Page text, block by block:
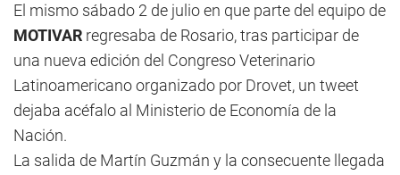
El mismo sábado 2 de julio en que parte del equipo de
MOTIVAR regresaba de Rosario, tras participar de
una nueva edición del Congreso Veterinario
Latinoamericano organizado por Drovet, un tweet
dejaba acéfalo al Ministerio de Economía de la
Nación.
La salida de Martín Guzmán y la consecuente llegada